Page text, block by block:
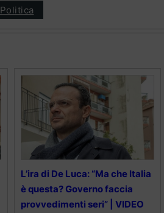
Politica
L’ira di De Luca: “Ma che Italia
è questa? Governo faccia
provvedimenti seri” | VIDEO